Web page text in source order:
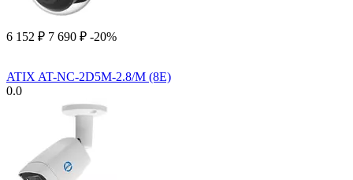
6 152 ₽ 7 690 ₽ -20%
ATIX AT-NC-2D5M-2.8/M (8E)
0.0